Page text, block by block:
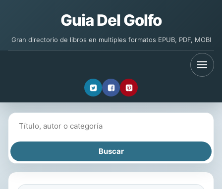
Guia Del Golfo
Gran directorio de libros en multiples formatos EPUB, PDF, MOBI